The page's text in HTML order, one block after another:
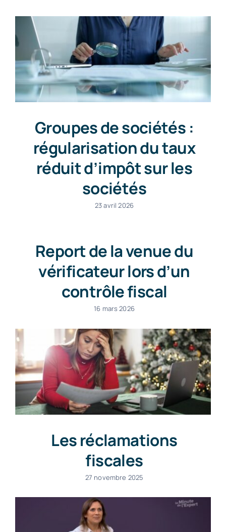
Groupes de sociétés :
régularisation du taux
réduit d’impôt sur les
sociétés
23 avril 2026
Report de la venue du
vérificateur lors d’un
contrôle fiscal
16 mars 2026
Les réclamations
fiscales
27 novembre 2025